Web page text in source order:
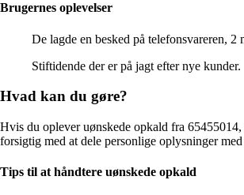
Brugernes oplevelser
De lagde en besked på telefonsvareren, 2
Stiftidende der er på jagt efter nye kunder.
Hvad kan du gøre?
Hvis du oplever uønskede opkald fra
forsigtig med at dele personlige oplysninger
Tips til at håndtere uønskede opkald